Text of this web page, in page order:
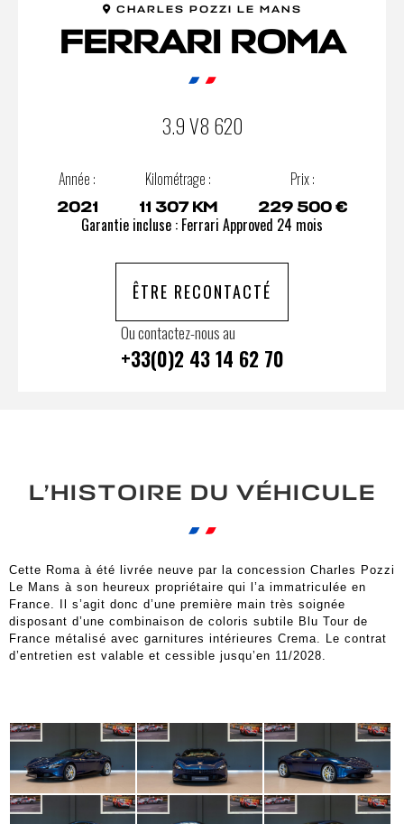
CHARLES POZZI LE MANS
FERRARI ROMA
3.9 V8 620
Année :
2021
Kilométrage :
11 307 KM
Prix :
229 500 €
Garantie incluse : Ferrari Approved 24 mois
ÊTRE RECONTACTÉ
Ou contactez-nous au
+33(0)2 43 14 62 70
L’HISTOIRE DU VÉHICULE
Cette Roma à été livrée neuve par la concession Charles Pozzi
Le Mans à son heureux propriétaire qui l’a immatriculée en
France. Il s’agit donc d’une première main très soignée
disposant d’une combinaison de coloris subtile Blu Tour de
France métalisé avec garnitures intérieures Crema. Le contrat
d’entretien est valable et cessible jusqu’en 11/2028.